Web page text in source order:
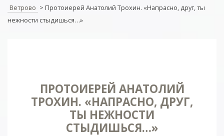
Ветрово > Протоиерей Анатолий Трохин. «Напрасно, друг, ты
нежности стыдишься…»
ПРОТОИЕРЕЙ АНАТОЛИЙ
ТРОХИН. «НАПРАСНО, ДРУГ,
ТЫ НЕЖНОСТИ
СТЫДИШЬСЯ…»